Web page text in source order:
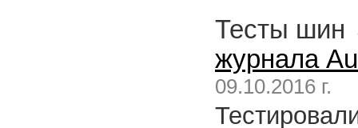
Тесты
журнала
09.10.2016 г.